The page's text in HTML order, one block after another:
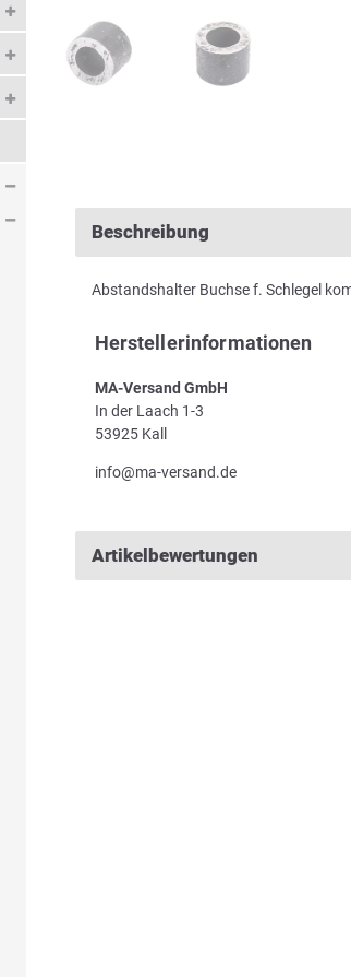
Beschreibung
Abstandshalter Buchse f. Schlegel
Herstellerinformationen
MA-Versand GmbH
In der Laach 1-3
53925 Kall
info@ma-versand.de
Artikelbewertungen